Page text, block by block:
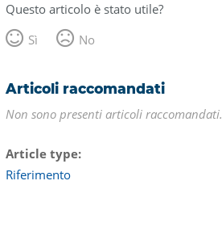
Questo articolo è stato utile?
Sì
No
Articoli raccomandati
Non sono presenti articoli raccomandati.
Article type
Riferimento